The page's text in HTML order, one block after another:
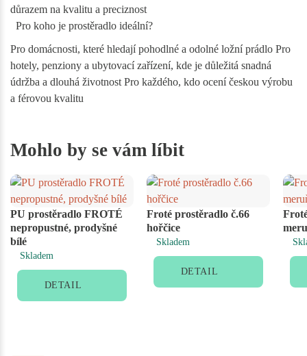
důrazem na kvalitu a preciznost
Pro koho je prostěradlo ideální?
Pro domácnosti, které hledají pohodlné a odolné ložní prádlo Pro
hotely, penziony a ubytovací zařízení, kde je důležitá snadná
údržba a dlouhá životnost Pro každého, kdo ocení českou výrobu
a férovou kvalitu
Mohlo by se vám líbit
PU prostěradlo FROTÉ
nepropustné, prodyšné
bílé
Skladem
DETAIL
Froté prostěradlo č.66
hořčice
Skladem
DETAIL